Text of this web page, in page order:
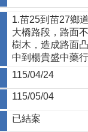
1.苗25到苗27鄉
大橋路段，路面
樹木，造成路面
中到楊貴盛中藥
115/04/24
115/05/04
已結案